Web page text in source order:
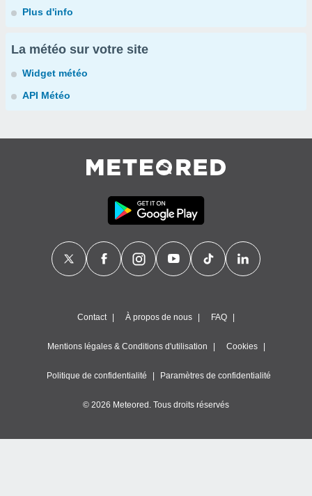
Plus d'info
La météo sur votre site
Widget météo
API Météo
Contact À propos de nous FAQ
Mentions légales & Conditions d'utilisation Cookies
Politique de confidentialité Paramètres de confidentialité
© 2026 Meteored. Tous droits réservés